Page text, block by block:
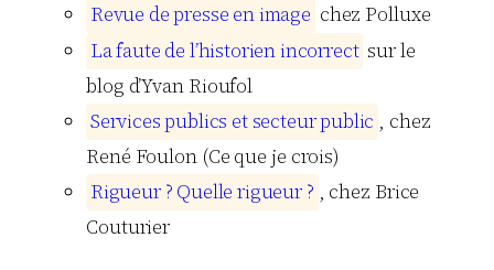
Revue depresse en image chez Polluxe
Lafaute de l’historien incorrect sur le
blog d’Yvan Rioufol
Servicespublics et secteurpublic , chez
René Foulon (Ce que je crois)
Rigueur ? Quelle rigueur ? , chez Brice
Couturier